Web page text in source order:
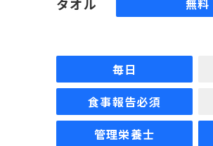
無料
毎日
食事報告必須
管理栄養士